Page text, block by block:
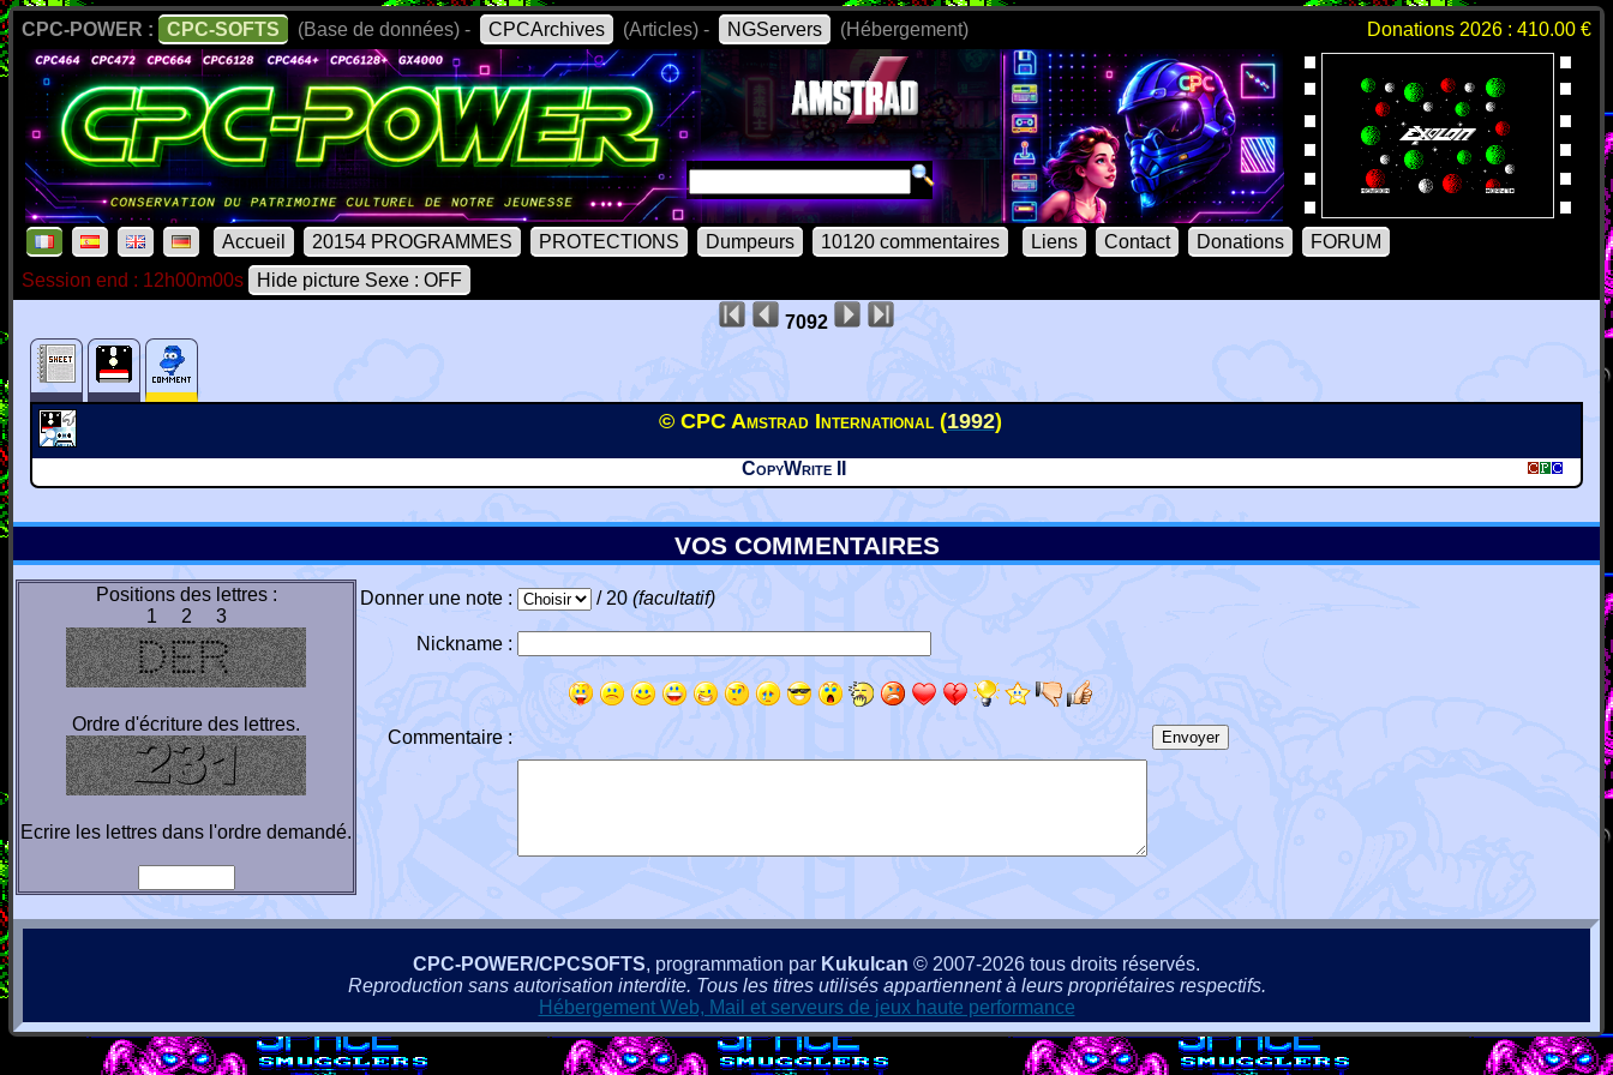
CPC-POWER : CPC-SOFTS (Base de données) - CPCArchives (Articles) - NGServers (Hébergement) Donations 2026 : 410.00 €
Accueil 20154 PROGRAMMES PROTECTIONS Dumpeurs 10120 commentaires Liens Contact Donations
FORUM
Session end : 12h00m00s
Hide picture Sexe : OFF
7092
© CPC Amstrad International (1992)
CopyWrite II
VOS COMMENTAIRES
Positions des lettres :
1 2 3
Ordre d'écriture des lettres.
Ecrire les lettres dans l'ordre demandé.
Donner une note : / 20 (facultatif)
Nickname :
Commentaire :
CPC-POWER/CPCSOFTS, programmation par Kukulcan © 2007-2026 tous droits réservés.
Reproduction sans autorisation interdite. Tous les titres utilisés appartiennent à leurs propriétaires respectifs.
Hébergement Web, Mail et serveurs de jeux haute performance